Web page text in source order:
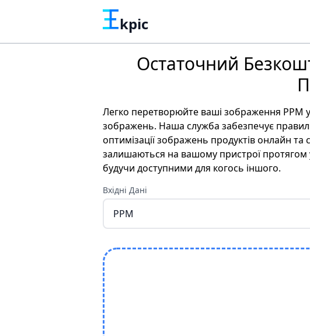
kpic
Остаточний
Легко перетворюйте ваші зображення
зображень. Наша служба забезпечує
оптимізації зображень продуктів онлайн
залишаються на вашому пристрої протягом
будучи доступними для когось іншого.
Вхідні Дані
PPM